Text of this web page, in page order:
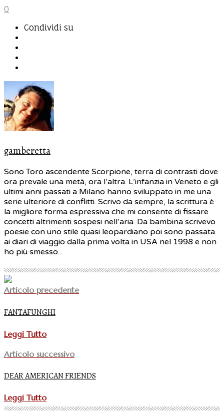
0
Condividi su
gamberetta
Sono Toro ascendente Scorpione, terra di contrasti dove
ora prevale una metà, ora l’altra. L’infanzia in Veneto e gli
ultimi anni passati a Milano hanno sviluppato in me una
serie ulteriore di conflitti. Scrivo da sempre, la scrittura è
la migliore forma espressiva che mi consente di fissare
concetti altrimenti sospesi nell’aria. Da bambina scrivevo
poesie con uno stile quasi leopardiano poi sono passata
ai diari di viaggio dalla prima volta in USA nel 1998 e non
ho più smesso...
Articolo precedente
FANTAFUNGHI
Leggi Tutto
Articolo successivo
DEAR AMERICAN FRIENDS
Leggi Tutto